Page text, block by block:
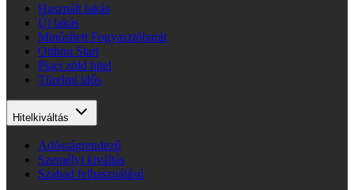
Használt lakás
Új lakás
Minősített Fogyasztóbarát
Otthon Start
Piaci zöld hitel
Türelmi idős
Hitelkiváltás
Adósságrendező
Személyi kiváltás
Szabad felhasználású